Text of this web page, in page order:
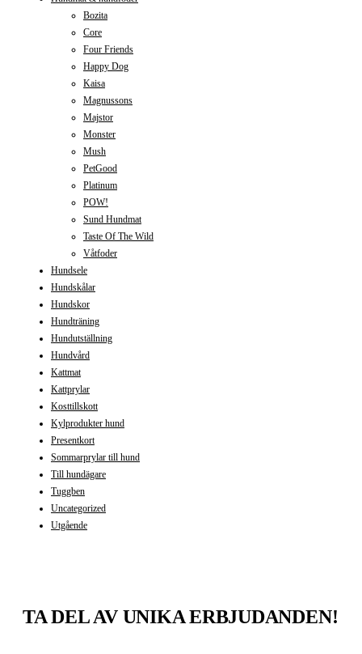
Bozita
Core
Four Friends
Happy Dog
Kaisa
Magnussons
Majstor
Monster
Mush
PetGood
Platinum
POW!
Sund Hundmat
Taste Of The Wild
Våtfoder
Hundsele
Hundskålar
Hundskor
Hundträning
Hundutställning
Hundvård
Kattmat
Kattprylar
Kosttillskott
Kylprodukter hund
Presentkort
Sommarprylar till hund
Till hundägare
Tuggben
Uncategorized
Utgående
TA DEL AV UNIKA ERBJUDANDEN!